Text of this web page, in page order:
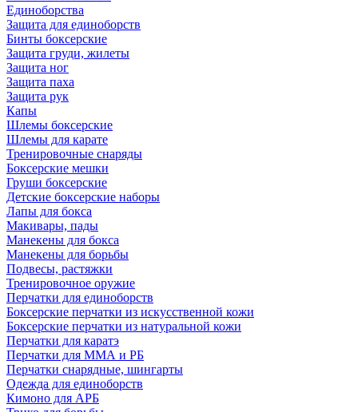
Единоборства
Защита для единоборств
Бинты боксерские
Защита груди, жилеты
Защита ног
Защита паха
Защита рук
Капы
Шлемы боксерские
Шлемы для карате
Тренировочные снаряды
Боксерские мешки
Груши боксерские
Детские боксерские наборы
Лапы для бокса
Макивары, пады
Манекены для бокса
Манекены для борьбы
Подвесы, растяжки
Тренировочное оружие
Перчатки для единоборств
Боксерские перчатки из искусственной кожи
Боксерские перчатки из натуральной кожи
Перчатки для каратэ
Перчатки для ММА и РБ
Перчатки снарядные, шингарты
Одежда для единоборств
Кимоно для АРБ